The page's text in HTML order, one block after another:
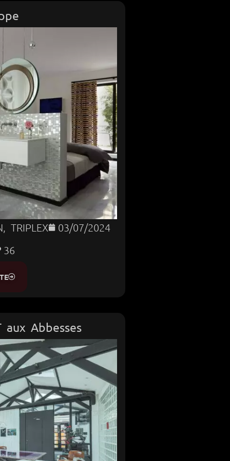
, TRIPLEX
03/07/2024
36
Abbesses